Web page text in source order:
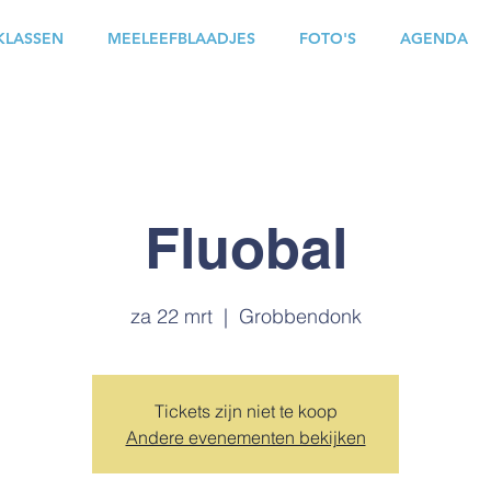
MEELEEFBLAADJES FOTO'S AGENDA
Fluobal
za 22 mrt
  |
Grobbendonk
Tickets zijn niet te koop
Andere evenementen bekijken